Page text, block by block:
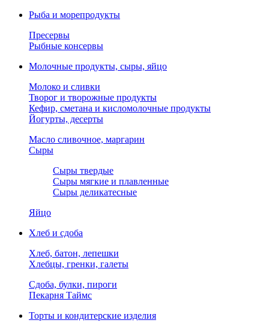
Рыба и морепродукты
Пресервы
Рыбные консервы
Молочные продукты, сыры, яйцо
Молоко и сливки
Творог и творожные продукты
Кефир, сметана и кисломолочные продукты
Йогурты, десерты
Масло сливочное, маргарин
Сыры
Сыры твердые
Сыры мягкие и плавленные
Сыры деликатесные
Яйцо
Хлеб и сдоба
Хлеб, батон, лепешки
Хлебцы, гренки, галеты
Сдоба, булки, пироги
Пекарня Таймс
Торты и кондитерские изделия